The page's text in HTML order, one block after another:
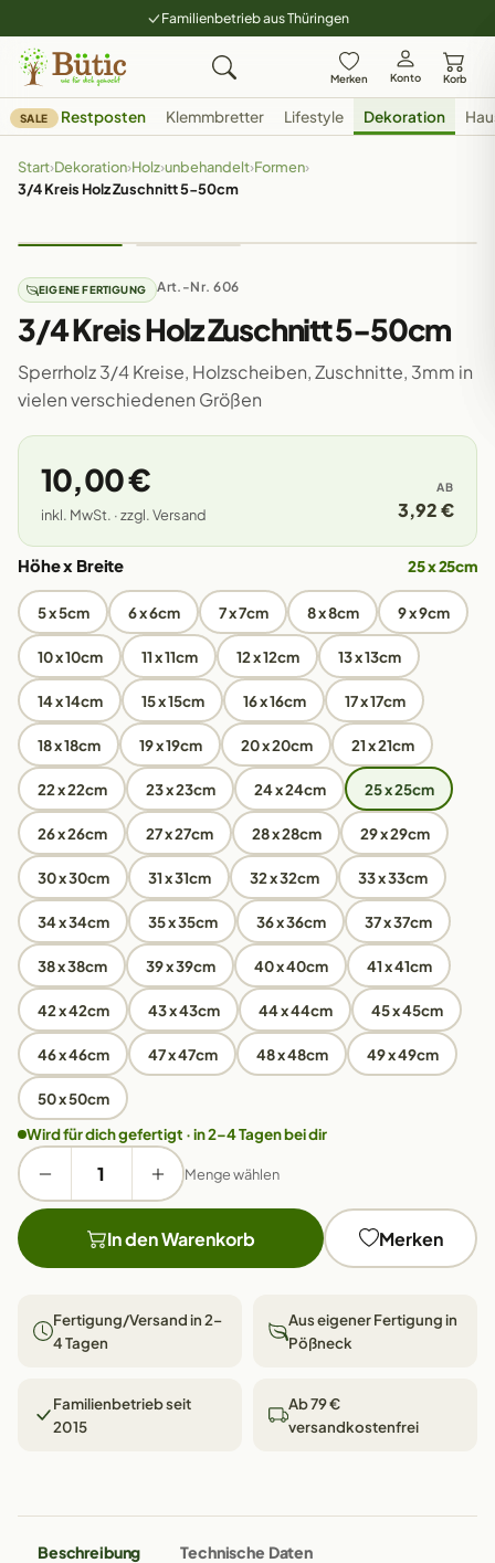
Familienbetrieb aus Thüringen
Merken Konto Korb
SALE Restposten Klemmbretter Lifestyle Dekoration
Start›Dekoration›Holz›unbehandelt›Formen›
3/4 Kreis Holz Zuschnitt 5-50cm
EIGENE FERTIGUNG Art.-Nr. 606
3/4 Kreis Holz Zuschnitt 5-50cm
Sperrholz 3/4 Kreise, Holzscheiben, Zuschnitte, 3mm in
vielen verschiedenen Größen
10,00 €
inkl. MwSt. · zzgl. Versand
AB
3,92 €
Höhe x Breite 25 x 25cm
5 x 5cm 6 x 6cm 7 x 7cm 8 x 8cm 9 x 9cm
10 x 10cm 11 x 11cm 12 x 12cm 13 x 13cm
14 x 14cm 15 x 15cm 16 x 16cm 17 x 17cm
18 x 18cm 19 x 19cm 20 x 20cm 21 x 21cm
22 x 22cm 23 x 23cm 24 x 24cm 25 x 25cm
26 x 26cm 27 x 27cm 28 x 28cm 29 x 29cm
30 x 30cm 31 x 31cm 32 x 32cm 33 x 33cm
34 x 34cm 35 x 35cm 36 x 36cm 37 x 37cm
38 x 38cm 39 x 39cm 40 x 40cm 41 x 41cm
42 x 42cm 43 x 43cm 44 x 44cm 45 x 45cm
46 x 46cm 47 x 47cm 48 x 48cm 49 x 49cm
50 x 50cm
Wird für dich gefertigt · in 2–4 Tagen bei dir
Menge wählen
In den Warenkorb Merken
Fertigung/Versand in 2–
4 Tagen
Aus eigener Fertigung in
Pößneck
Familienbetrieb seit
2015
Ab 79 €
versandkostenfrei
Beschreibung Technische Daten